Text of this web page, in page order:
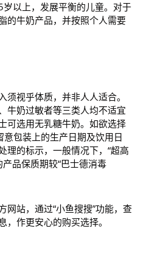
以上，发展平衡的儿童。对于
的牛奶产品，并按照个人需要
须视乎体质，并非人人适合。
牛奶过敏者等三类人均不适宜
可选用无乳糖牛奶。如欲选择
意包装上的生产日期及饮用日
理的标示，一般情况下，“超高
品保质期较“巴士德消毒
网站，通过“小鱼搜搜”功能，查
作更安心的购买选择。